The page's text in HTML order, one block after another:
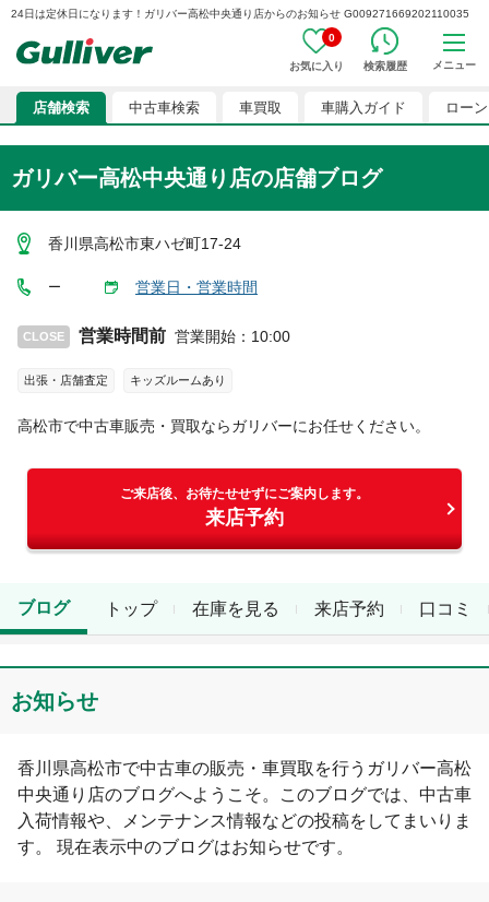
24日は定休日になります！ガリバー高松中央通り店からのお知らせ G009271669202110035
0
お気に入り 検索履歴 メニュー
店舗検索 中古車検索 車買取 車購入ガイド ローン
ガリバー高松中央通り店の店舗ブログ
香川県高松市東ハゼ町17-24
ー 営業日・営業時間
CLOSE 営業時間前 営業開始 ： 10:00
出張・店舗査定 キッズルームあり
高松市で中古車販売・買取ならガリバーにお任せください。
ご来店後、お待たせせずにご案内します。
来店予約
トップ 在庫を見る 来店予約 口コミ
ブログ
お知らせ
香川県高松市で中古車の販売・車買取を行う ガリバー高松
中央通り店のブログへようこそ。このブログでは、中古車
入荷情報や、メンテナンス情報などの投稿をしてまいりま
す。 現在表示中のブログはお知らせです。